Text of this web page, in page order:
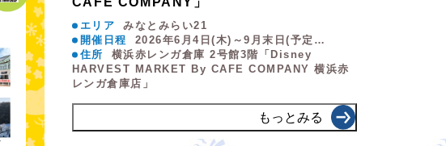
エリア
みなとみらい21
開催日程
2026年6月4日(木)～9月末日(予定…
住所
横浜赤レンガ倉庫 2号館3階「Disney
HARVEST MARKET By CAFE COMPANY 横浜赤
レンガ倉庫店」
もっとみる